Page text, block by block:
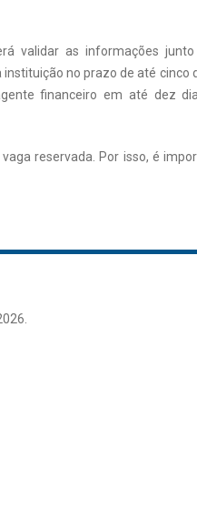
validar as informações
no prazo de até cinco
financeiro em até dez
reservada. Por isso, é